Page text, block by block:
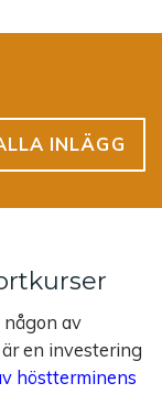
INLÄGG
av
en investering
höstterminens